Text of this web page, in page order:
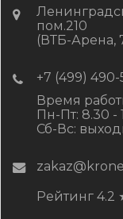
пом.210
(ВТБ-Арена,
+7 (499) 490-
Время
Пн-Пт: 8.30 -
Сб-Вс:
Рейтинг 4.2